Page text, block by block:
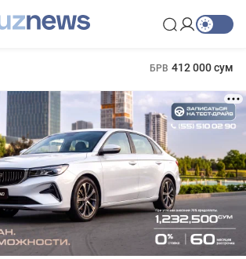
БРВ 412 000 сум